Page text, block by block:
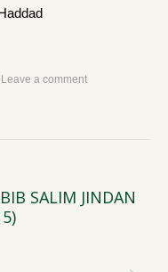
Leave a comment
SALIM JINDAN